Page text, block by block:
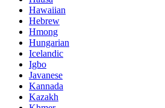
Hawaiian
Hebrew
Hmong
Hungarian
Icelandic
Igbo
Javanese
Kannada
Kazakh